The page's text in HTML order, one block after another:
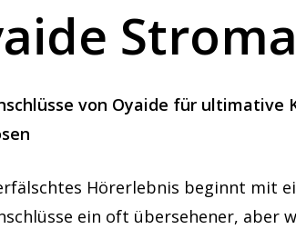
von Oyaide für
Hörerlebnis beginnt mit
ein oft übersehener, aber